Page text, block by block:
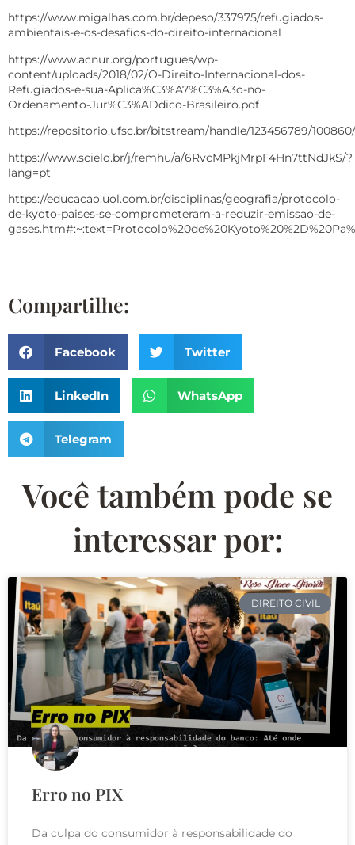
https://www.migalhas.com.br/depeso/337975/refugiados-
ambientais-e-os-desafios-do-direito-internacional
https://www.acnur.org/portugues/wp-
content/uploads/2018/02/O-Direito-Internacional-dos-
Refugiados-e-sua-Aplica%C3%A7%C3%A3o-no-
Ordenamento-Jur%C3%ADdico-Brasileiro.pdf
https://repositorio.ufsc.br/bitstream/handle/123456789/100860/
https://www.scielo.br/j/remhu/a/6RvcMPkjMrpF4Hn7ttNdJkS/?
lang=pt
https://educacao.uol.com.br/disciplinas/geografia/protocolo-
de-kyoto-paises-se-comprometeram-a-reduzir-emissao-de-
Compartilhe:
Facebook Twitter
LinkedIn WhatsApp
Telegram
Você também pode se
interessar por:
DIREITO CIVIL
Erro no PIX
Da culpa do consumidor à responsabilidade do